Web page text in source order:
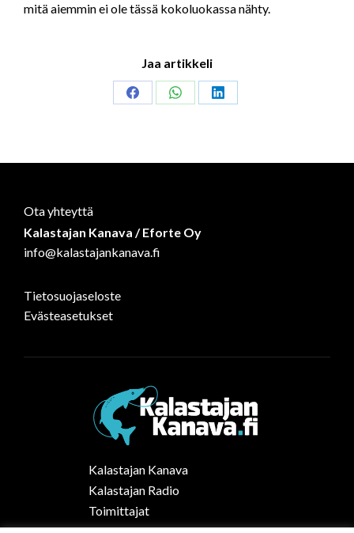
mitä aiemmin ei ole tässä kokoluokassa nähty.
Jaa artikkeli
Share
Share
Share
Ota yhteyttä
Kalastajan Kanava / Eforte Oy
info@kalastajankanava.fi
Tietosuojaseloste
Evästeasetukset
Kalastajan Kanava
Kalastajan Radio
Toimittajat